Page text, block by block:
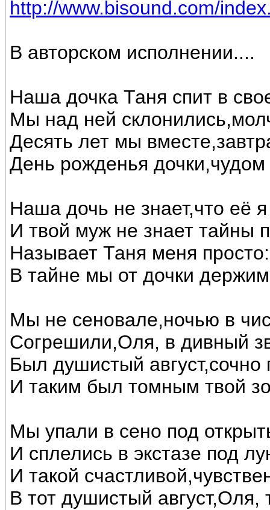
http://www.bisound.com/
В авторском исполнении....
Наша дочка Таня спит в
Мы над ней
Десять лет мы
День рожденья дочки,чудом
Наша дочь не знает,что её
И твой муж не знает тайны
Называет Таня меня
В тайне мы от дочки
Мы не сеновале,ночью в
Согрешили,Оля, в дивный
Был душистый август,сочно
И таким был томным твой
Мы упали в сено под
И сплелись в экстазе под
И такой
В тот душистый